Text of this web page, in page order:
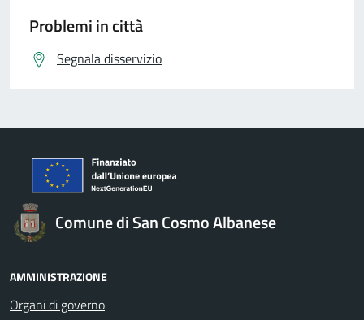
Problemi in città
Segnala disservizio
Comune di San Cosmo Albanese
AMMINISTRAZIONE
Organi di governo